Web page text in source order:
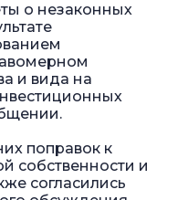
о незаконных
и вида на
поправок к
собственности и
согласились